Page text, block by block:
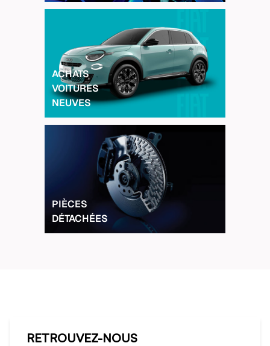
ACHATS
VOITURES
NEUVES
PIÈCES
DÉTACHÉES
RETROUVEZ-NOUS